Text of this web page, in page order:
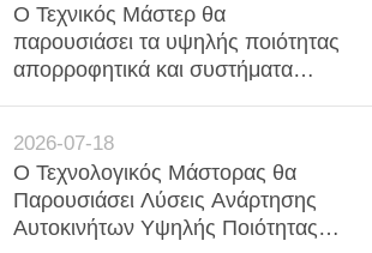
Ο Τεχνικός Μάστερ θα
παρουσιάσει τα υψηλής ποιότητας
απορροφητικά και συστήματα
2026-07-18
Ο Τεχνολογικός Μάστορας θα
Παρουσιάσει Λύσεις Ανάρτησης
Αυτοκινήτων Υψηλής Ποιότητας